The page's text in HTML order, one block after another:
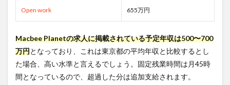
Open work 655万円
Macbee Planetの求人に掲載されている予定年収は500〜700
万円となっており、これは東京都の平均年収と比較するとし
た場合、高い水準と言えるでしょう。固定残業時間は月45時
間となっているので、超過した分は追加支給されます。